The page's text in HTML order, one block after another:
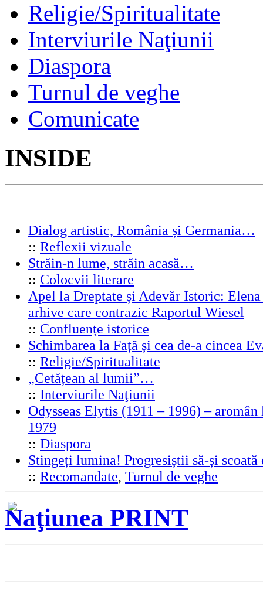
Religie/Spiritualitate
Interviurile Naţiunii
Diaspora
Turnul de veghe
Comunicate
INSIDE
Dialog artistic, România și Germania…
:: Reflexii vizuale
Străin-n lume, străin acasă…
:: Colocvii literare
Apel la Dreptate și Adevăr Istoric:
arhive care contrazic Raportul Wiesel
:: Confluenţe istorice
Schimbarea la Față și cea de-a cincea
:: Religie/Spiritualitate
„Cetățean al lumii”…
:: Interviurile Naţiunii
Odysseas Elytis (1911 – 1996) –
1979
:: Diaspora
Stingeți lumina! Progresiștii să-și scoată
:: Recomandate, Turnul de veghe
Naţiunea PRINT